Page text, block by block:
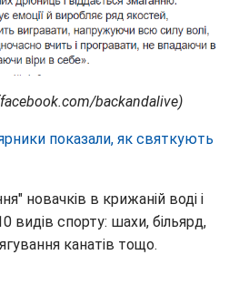
backandalive)
показали, як святкують
новачків в крижаній воді і
видів спорту: шахи, більярд,
канатів тощо.